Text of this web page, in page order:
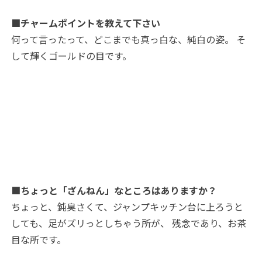
■チャームポイントを教えて下さい
何って言ったって、どこまでも真っ白な、純白の姿。 そ
して輝くゴールドの目です。
■ちょっと「ざんねん」なところはありますか？
ちょっと、鈍臭さくて、ジャンプキッチン台に上ろうと
しても、足がズリっとしちゃう所が、 残念であり、お茶
目な所です。